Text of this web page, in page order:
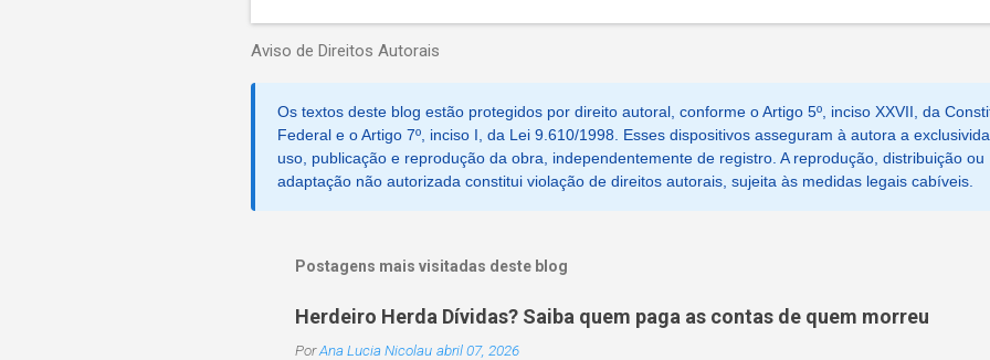
Aviso de Direitos Autorais
Os textos deste blog estão protegidos por direito autoral, conforme o Artigo 5º, inciso XXVII, da
Federal e o Artigo 7º, inciso I, da Lei 9.610/1998. Esses dispositivos asseguram à autora a
uso, publicação e reprodução da obra, independentemente de registro. A reprodução, distribuição ou
adaptação não autorizada constitui violação de direitos autorais, sujeita às medidas legais cabíveis.
Postagens mais visitadas deste blog
Herdeiro Herda Dívidas? Saiba quem paga as contas de quem morreu
PorAna Lucia Nicolau abril 07, 2026